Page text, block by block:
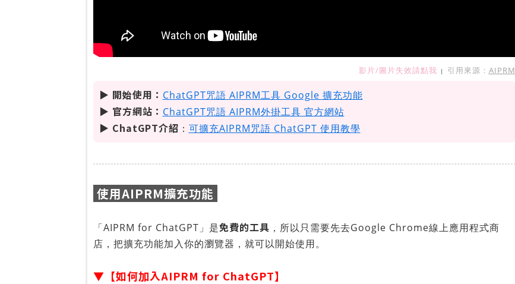
影片/圖片失效請點我 | 引用來源： AIPRM
▶ 開始使用： ChatGPT咒語 AIPRM工具 Google 擴充功能
▶ 官方網站： ChatGPT咒語 AIPRM外掛工具 官方網站
▶ ChatGPT介紹 ： 可擴充AIPRM咒語 ChatGPT 使用教學
使用AIPRM擴充功能
「AIPRM for ChatGPT」是免費的工具 ，所以只需要先去Google Chrome線上應用程式商
店，把擴充功能加入你的瀏覽器，就可以開始使用。
▼【如何加入AIPRM for ChatGPT】